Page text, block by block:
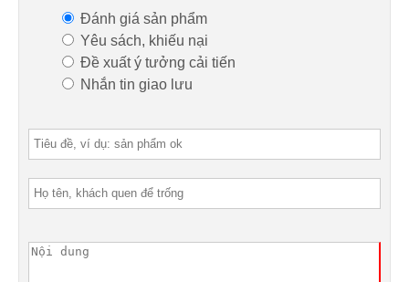
Đánh giá sản phẩm
Yêu sách, khiếu nại
Đề xuất ý tưởng cải tiến
Nhắn tin giao lưu